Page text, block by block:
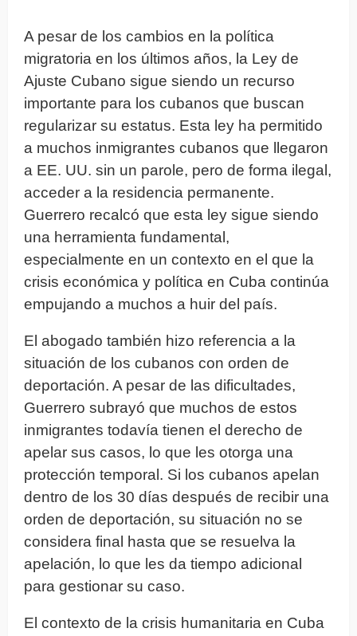
A pesar de los cambios en la política
migratoria en los últimos años, la Ley de
Ajuste Cubano sigue siendo un recurso
importante para los cubanos que buscan
regularizar su estatus. Esta ley ha permitido
a muchos inmigrantes cubanos que llegaron
a EE. UU. sin un parole, pero de forma ilegal,
acceder a la residencia permanente.
Guerrero recalcó que esta ley sigue siendo
una herramienta fundamental,
especialmente en un contexto en el que la
crisis económica y política en Cuba continúa
empujando a muchos a huir del país.
El abogado también hizo referencia a la
situación de los cubanos con orden de
deportación. A pesar de las dificultades,
Guerrero subrayó que muchos de estos
inmigrantes todavía tienen el derecho de
apelar sus casos, lo que les otorga una
protección temporal. Si los cubanos apelan
dentro de los 30 días después de recibir una
orden de deportación, su situación no se
considera final hasta que se resuelva la
apelación, lo que les da tiempo adicional
para gestionar su caso.
El contexto de la crisis humanitaria en Cuba